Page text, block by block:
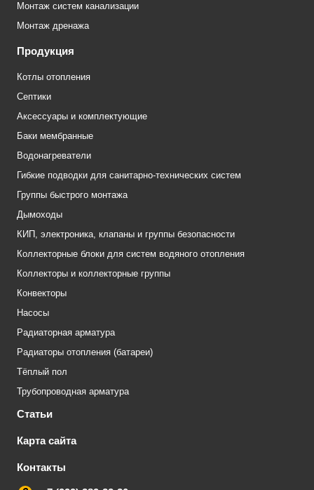
Монтаж систем канализации
Монтаж дренажа
Продукция
Котлы отопления
Септики
Аксессуары и комплектующие
Баки мембранные
Водонагреватели
Гибкие подводки для санитарно-технических систем
Группы быстрого монтажа
Дымоходы
КИП, электроника, клапаны и группы безопасности
Коллекторные блоки для систем водяного отопления
Коллекторы и коллекторные группы
Конвекторы
Насосы
Радиаторная арматура
Радиаторы отопления (батареи)
Тёплый пол
Трубопроводная арматура
Статьи
Карта сайта
Контакты